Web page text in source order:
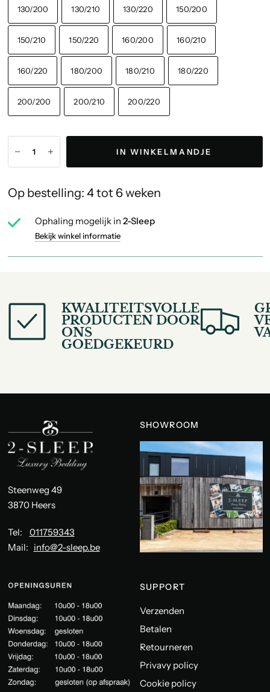
130/200 130/210 130/220 150/200
150/210 150/220 160/200 160/210
160/220 180/200 180/210 180/220
200/200 200/210 200/220
IN WINKELMANDJE
Op bestelling: 4 tot 6 weken
Ophaling mogelijk in 2-Sleep
Bekijk winkel informatie
KWALITEITSVOLLE
PRODUCTEN DOOR
ONS
GOEDGEKEURD
Steenweg 49
3870 Heers
Tel: 011759343
Mail: info@2-sleep.be
SHOWROOM
SUPPORT
Verzenden
Betalen
Retourneren
Privavy policy
Cookie policy